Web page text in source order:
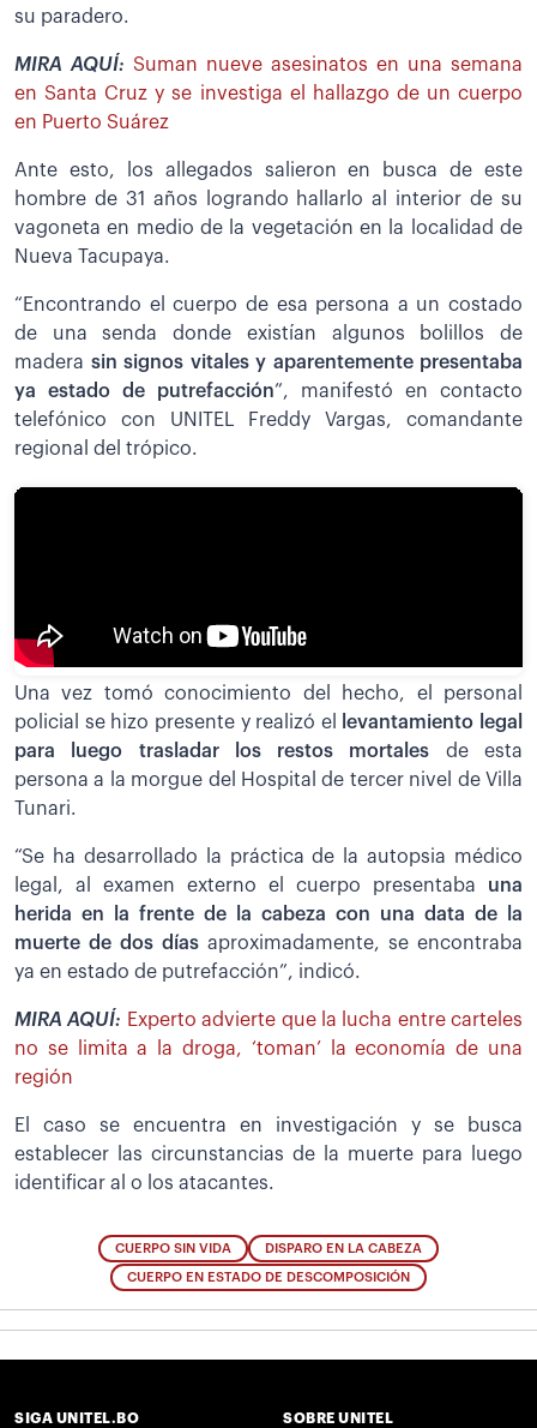
su paradero.
MIRA AQUÍ: Suman nueve asesinatos en una semana
en Santa Cruz y se investiga el hallazgo de un cuerpo
en Puerto Suárez
Ante esto, los allegados salieron en busca de este
hombre de 31 años logrando hallarlo al interior de su
vagoneta en medio de la vegetación en la localidad de
Nueva Tacupaya.
“Encontrando el cuerpo de esa persona a un costado
de una senda donde existían algunos bolillos de
madera sin signos vitales y aparentemente presentaba
ya estado de putrefacción”, manifestó en contacto
telefónico con UNITEL Freddy Vargas, comandante
regional del trópico.
Una vez tomó conocimiento del hecho, el personal
policial se hizo presente y realizó el
levantamiento legal
para luego trasladar los restos mortales de esta
persona a la morgue del Hospital de tercer nivel de Villa
Tunari.
“Se ha desarrollado la práctica de la autopsia médico
legal, al examen externo el cuerpo presentaba una
herida en la frente de la cabeza con una data de la
muerte de dos días aproximadamente, se encontraba
ya en estado de putrefacción”, indicó.
MIRA AQUÍ: Experto advierte que la lucha entre carteles
no se limita a la droga, ‘toman’ la economía de una
región
El caso se encuentra en investigación y se busca
establecer las circunstancias de la muerte para luego
identificar al o los atacantes.
CUERPO SIN VIDA DISPARO EN LA CABEZA
CUERPO EN ESTADO DE DESCOMPOSICIÓN
SIGA UNITEL.BO SOBRE UNITEL